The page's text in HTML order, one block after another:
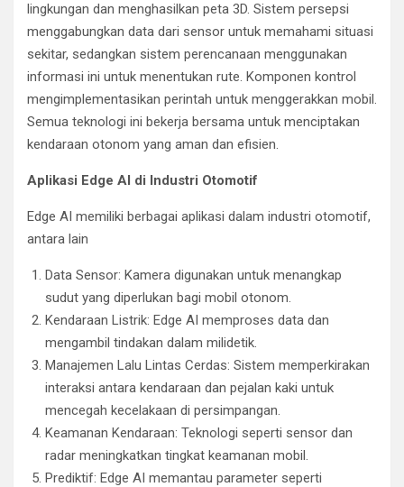
lingkungan dan menghasilkan peta 3D. Sistem persepsi
menggabungkan data dari sensor untuk memahami situasi
sekitar, sedangkan sistem perencanaan menggunakan
informasi ini untuk menentukan rute. Komponen kontrol
mengimplementasikan perintah untuk menggerakkan mobil.
Semua teknologi ini bekerja bersama untuk menciptakan
kendaraan otonom yang aman dan efisien.
Aplikasi Edge AI di Industri Otomotif
Edge AI memiliki berbagai aplikasi dalam industri otomotif,
antara lain
Data Sensor: Kamera digunakan untuk menangkap
sudut yang diperlukan bagi mobil otonom.
Kendaraan Listrik: Edge AI memproses data dan
mengambil tindakan dalam milidetik.
Manajemen Lalu Lintas Cerdas: Sistem memperkirakan
interaksi antara kendaraan dan pejalan kaki untuk
mencegah kecelakaan di persimpangan.
Keamanan Kendaraan: Teknologi seperti sensor dan
radar meningkatkan tingkat keamanan mobil.
Prediktif: Edge AI memantau parameter seperti